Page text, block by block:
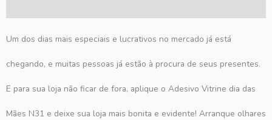
Um dos dias mais especiais e lucrativos no mercado já está
chegando, e muitas pessoas já estão à procura de seus presentes.
E para sua loja não ficar de fora, aplique o Adesivo Vitrine dia das
Mães N31 e deixe sua loja mais bonita e evidente! Arranque olhares